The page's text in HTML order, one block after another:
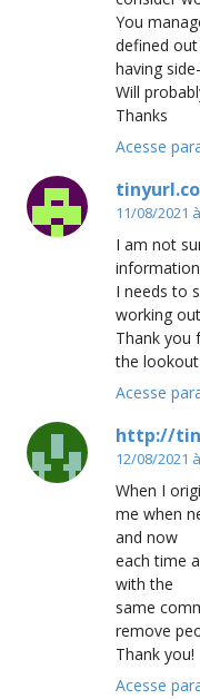
You
defined
having
Will
Thanks
Acesse
11/08/2021
I am not
I needs to
working
Thank you
the
Acesse
http://
12/08/2021
When I
me when
and now
each time
with the
same
remove
Thank you!
Acesse